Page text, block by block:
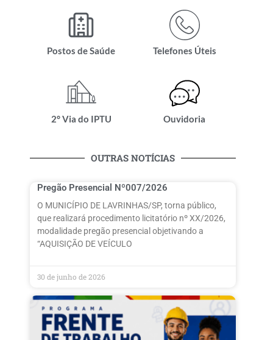
Postos de Saúde Telefones Úteis
2° Via do IPTU Ouvidoria
OUTRAS NOTÍCIAS
Pregão Presencial Nº007/2026
O MUNICÍPIO DE LAVRINHAS/SP, torna público,
que realizará procedimento licitatório nº XX/2026,
modalidade pregão presencial objetivando a
“AQUISIÇÃO DE VEÍCULO
30 de junho de 2026